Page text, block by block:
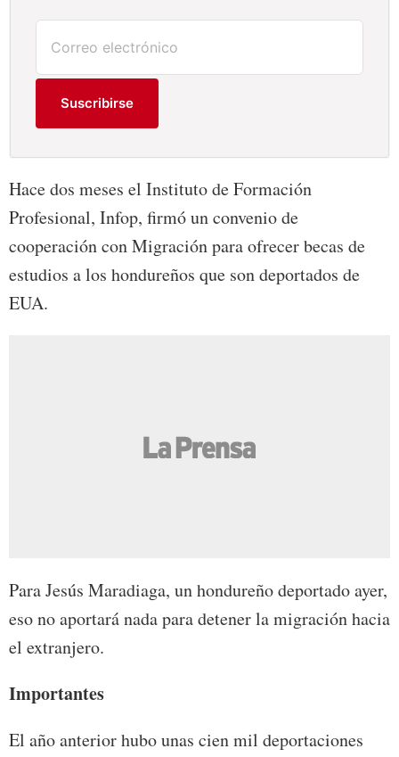
Suscribirse
Hace dos meses el Instituto de Formación
Profesional, Infop, firmó un convenio de
cooperación con Migración para ofrecer becas de
estudios a los hondureños que son deportados de
EUA.
Para Jesús Maradiaga, un hondureño deportado ayer,
eso no aportará nada para detener la migración hacia
el extranjero.
Importantes
El año anterior hubo unas cien mil deportaciones